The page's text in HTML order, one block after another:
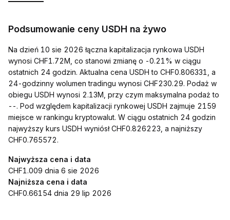
Podsumowanie ceny USDH na żywo
Na dzień 10 sie 2026 łączna kapitalizacja rynkowa USDH
wynosi CHF1.72M, co stanowi zmianę o -0.21% w ciągu
ostatnich 24 godzin. Aktualna cena USDH to CHF0.806331, a
24-godzinny wolumen tradingu wynosi CHF230.29. Podaż w
obiegu USDH wynosi 2.13M, przy czym maksymalna podaż to
--. Pod względem kapitalizacji rynkowej USDH zajmuje 2159
miejsce w rankingu kryptowalut. W ciągu ostatnich 24 godzin
najwyższy kurs USDH wyniósł CHF0.826223, a najniższy
CHF0.765572.
Najwyższa cena i data
CHF1.009 dnia 6 sie 2026
Najniższa cena i data
CHF0.66154 dnia 29 lip 2026